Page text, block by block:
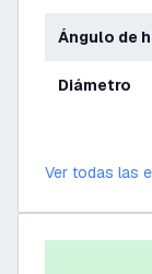
Ángulo de
Diámetro
Ver todas las